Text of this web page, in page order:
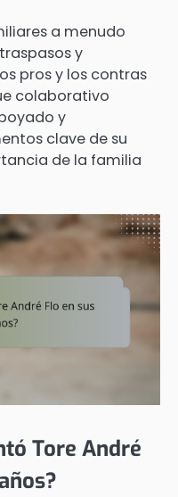
a menudo
y
pros y los contras
colaborativo
y
clave de su
de la familia
Tore André